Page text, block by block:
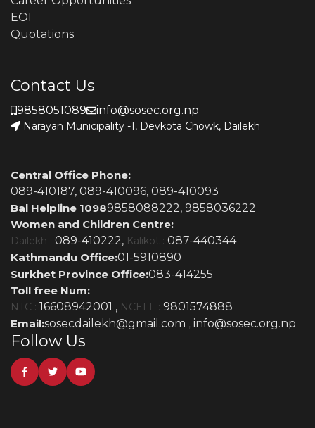
EOI
Quotations
Contact Us
9858051089 info@sosec.org.np
Narayan Municipality -1, Devkota Chowk, Dailekh
Central Office Phone:
089-410187, 089-410096, 089-410093
Bal Helpline 10989858088222, 9858036222
Women and Children Centre:
Dailekh : 089-410222, Kalikot : 087-440344
Kathmandu Office:01-5910890
Surkhet Province Office:083-414255
Toll free Num:
NTC : 16608942001 , NCELL : 9801574888
Email:sosecdailekh@gmail.com , info@sosec.org.np
Follow Us